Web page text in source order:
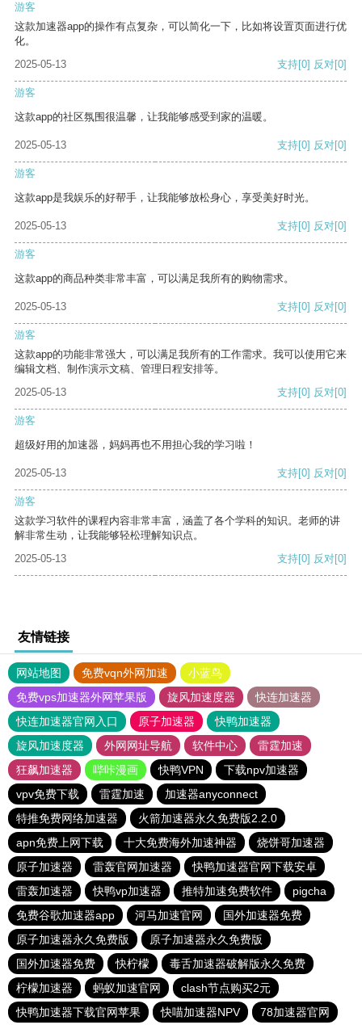
游客
这款加速器app的操作有点复杂，可以简化一下，比如将设置页面进行优
化。
2025-05-13
支持[0] 反对[0]
游客
这款app的社区氛围很温馨，让我能够感受到家的温暖。
2025-05-13 支持[0] 反对[0]
游客
这款app是我娱乐的好帮手，让我能够放松身心，享受美好时光。
2025-05-13 支持[0] 反对[0]
游客
这款app的商品种类非常丰富，可以满足我所有的购物需求。
2025-05-13 支持[0] 反对[0]
游客
这款app的功能非常强大，可以满足我所有的工作需求。我可以使用它来
编辑文档、制作演示文稿、管理日程安排等。
2025-05-13
支持[0] 反对[0]
游客
超级好用的加速器，妈妈再也不用担心我的学习啦！
2025-05-13 支持[0] 反对[0]
游客
这款学习软件的课程内容非常丰富，涵盖了各个学科的知识。老师的讲
解非常生动，让我能够轻松理解知识点。
2025-05-13
支持[0] 反对[0]
友情链接
网站地图 免费vqn外网加速
小蓝鸟
免费vps加速器外网苹果版
旋风加速度器
快连加速器
快连加速器官网入口
原子加速器
快鸭加速器
旋风加速度器
外网网址导航 软件中心
雷霆加速
狂飙加速器
哔咔漫画 快鸭VPN
下载npv加速器
vpv免费下载
雷霆加速
加速器anyconnect
特推免费网络加速器
火箭加速器永久免费版2.2.0
apn免费上网下载
十大免费海外加速神器
烧饼哥加速器
原子加速器
雷轰官网加速器
快鸭加速器官网下载安卓
雷轰加速器
快鸭vp加速器 推特加速免费软件
pigcha
免费谷歌加速器app
河马加速官网
国外加速器免费
原子加速器永久免费版
原子加速器永久免费版
国外加速器免费
快柠檬
毒舌加速器破解版永久免费
柠檬加速器
蚂蚁加速官网
clash节点购买2元
快鸭加速器下载官网苹果
快喵加速器NPV 78加速器官网